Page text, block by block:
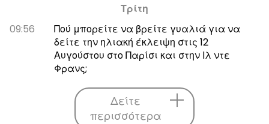
Τρίτη
09:56
Πού μπορείτε να βρείτε γυαλιά για να
δείτε την ηλιακή έκλειψη στις 12
Αυγούστου στο Παρίσι και στην Ιλ ντε
Φρανς;
Δείτε
περισσότερα